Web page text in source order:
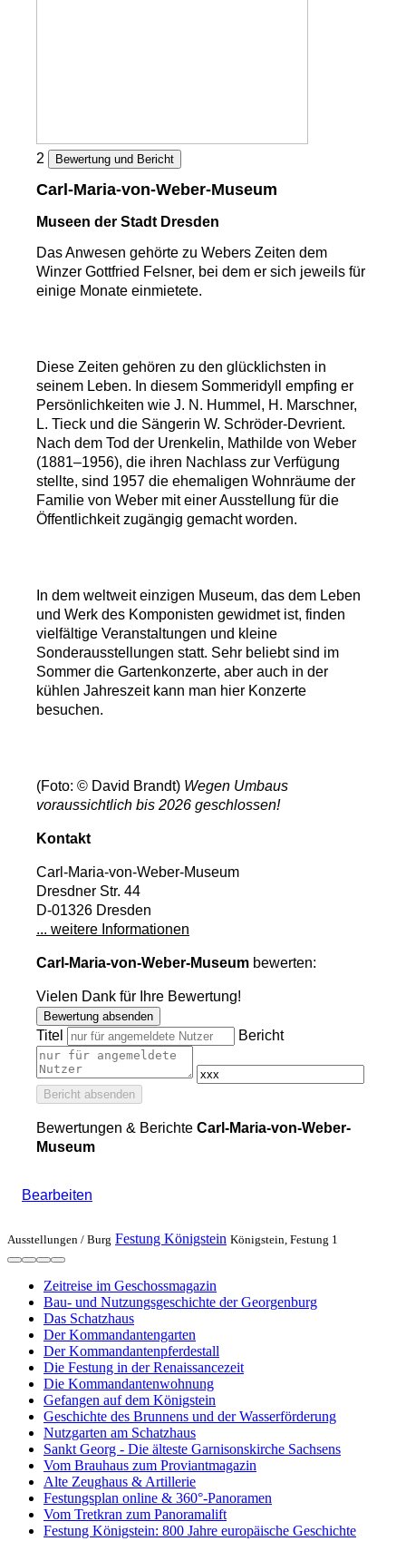
2 Bewertung und Bericht
Carl-Maria-von-Weber-Museum
Museen der Stadt Dresden
Das Anwesen gehörte zu Webers Zeiten dem
Winzer Gottfried Felsner, bei dem er sich jeweils für
einige Monate einmietete.
Diese Zeiten gehören zu den glücklichsten in
seinem Leben. In diesem Sommeridyll empfing er
Persönlichkeiten wie J. N. Hummel, H. Marschner,
L. Tieck und die Sängerin W. Schröder-Devrient.
Nach dem Tod der Urenkelin, Mathilde von Weber
(1881–1956), die ihren Nachlass zur Verfügung
stellte, sind 1957 die ehemaligen Wohnräume der
Familie von Weber mit einer Ausstellung für die
Öffentlichkeit zugängig gemacht worden.
In dem weltweit einzigen Museum, das dem Leben
und Werk des Komponisten gewidmet ist, finden
vielfältige Veranstaltungen und kleine
Sonderausstellungen statt. Sehr beliebt sind im
Sommer die Gartenkonzerte, aber auch in der
kühlen Jahreszeit kann man hier Konzerte
besuchen.
(Foto: © David Brandt) Wegen Umbaus
voraussichtlich bis 2026 geschlossen!
Kontakt
Carl-Maria-von-Weber-Museum
Dresdner Str. 44
D-01326 Dresden
... weitere Informationen
Carl-Maria-von-Weber-Museum bewerten:
Vielen Dank für Ihre Bewertung!
Bewertung absenden
Titel Bericht
Bericht absenden
Bewertungen & Berichte Carl-Maria-von-Weber-
Museum
Bearbeiten
Ausstellungen / Burg Festung Königstein Königstein, Festung 1
Zeitreise im Geschossmagazin
Bau- und Nutzungsgeschichte der Georgenburg
Das Schatzhaus
Der Kommandantengarten
Der Kommandantenpferdestall
Die Festung in der Renaissancezeit
Die Kommandantenwohnung
Gefangen auf dem Königstein
Geschichte des Brunnens und der Wasserförderung
Nutzgarten am Schatzhaus
Sankt Georg - Die älteste Garnisonskirche Sachsens
Vom Brauhaus zum Proviantmagazin
Alte Zeughaus & Artillerie
Festungsplan online & 360°-Panoramen
Vom Tretkran zum Panoramalift
Festung Königstein: 800 Jahre europäische Geschichte